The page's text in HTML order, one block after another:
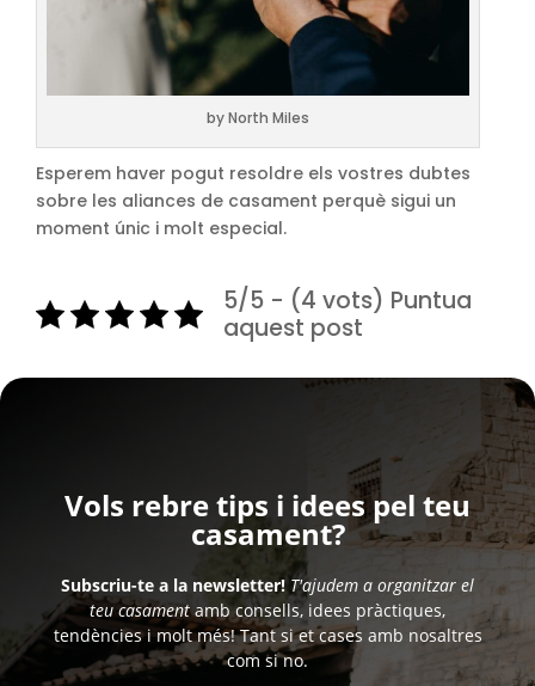
by North Miles
Esperem haver pogut resoldre els vostres dubtes
sobre les aliances de casament perquè sigui un
moment únic i molt especial.
5/5 - (4 vots) Puntua
aquest post
Vols rebre tips i idees pel teu
casament?
Subscriu-te a la newsletter! T'ajudem a organitzar el
teu casamentamb consells, idees pràctiques,
tendències i molt més! Tant si et cases amb nosaltres
com si no.